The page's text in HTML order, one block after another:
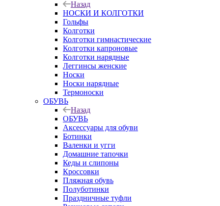
Назад
НОСКИ И КОЛГОТКИ
Гольфы
Колготки
Колготки гимнастические
Колготки капроновые
Колготки нарядные
Леггинсы женские
Носки
Носки нарядные
Термоноски
ОБУВЬ
Назад
ОБУВЬ
Аксессуары для обуви
Ботинки
Валенки и угги
Домашние тапочки
Кеды и слипоны
Кроссовки
Пляжная обувь
Полуботинки
Праздничные туфли